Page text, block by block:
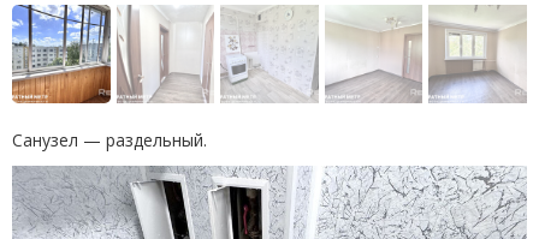
Санузел — раздельный.